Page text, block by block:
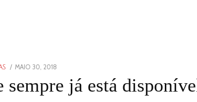
POSTED
MAIO 30, 2018
2018
sempre já está